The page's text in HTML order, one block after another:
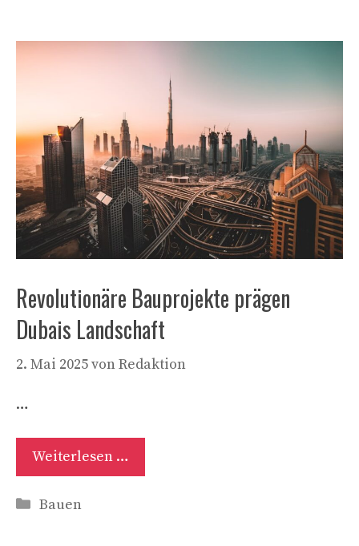
Revolutionäre Bauprojekte prägen
Dubais Landschaft
2. Mai 2025vonRedaktion
…
Weiterlesen …
Kategorien
Bauen